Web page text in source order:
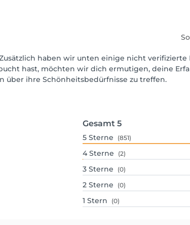
haben wir unten einige nicht
hast, möchten wir dich ermutigen, deine
über ihre Schönheitsbedürfnisse zu treffen.
Gesamt 5
5 Sterne (851)
4 Sterne (2)
3 Sterne (0)
2 Sterne (0)
1 Stern (0)